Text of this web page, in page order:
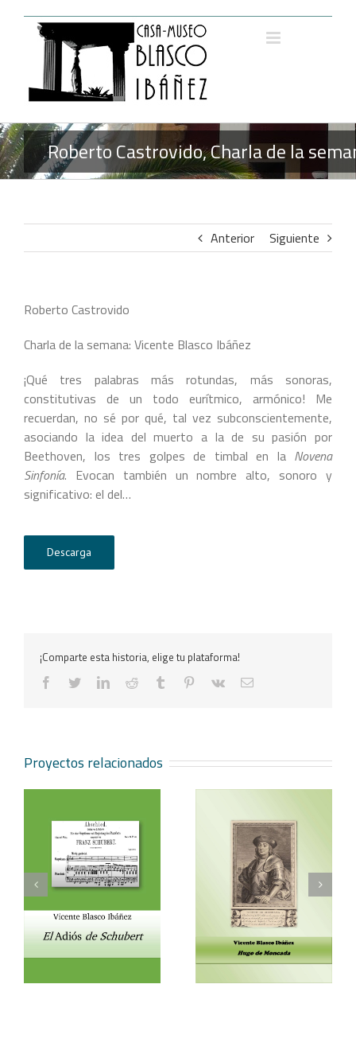
contenido
Roberto Castrovido, Charla de la
Anterior Siguiente
Roberto Castrovido
Charla de la semana: Vicente Blasco Ibáñez
¡Qué tres palabras más rotundas, más sonoras,
constitutivas de un todo eurítmico, armónico! Me
recuerdan, no sé por qué, tal vez subconscientemente,
asociando la idea del muerto a la de su pasión por
Beethoven, los tres golpes de timbal en la Novena
Sinfonía. Evocan también un nombre alto, sonoro y
significativo: el del…
Descarga
¡Comparte esta historia, elige tu plataforma!
facebooktwitterlinkedinreddit tumblr pinterest
vk
Correo
Proyectos relacionados
Vicente Blasco Ibáñez,
Hugo de Moncada
Aventura veneciana y
otros cuentos